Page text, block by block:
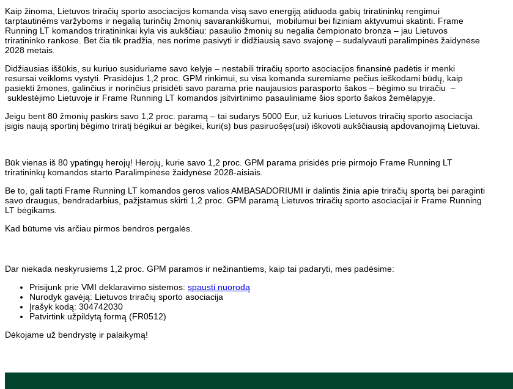
Kaip žinoma, Lietuvos triračių sporto asociacijos komanda visą savo energiją atiduoda gabių triratininkų rengimui
tarptautinėms varžyboms ir negalią turinčių žmonių savarankiškumui, mobilumui bei fiziniam aktyvumui skatinti. Frame
Running LT komandos triratininkai kyla vis aukščiau: pasaulio žmonių su negalia čempionato bronza – jau Lietuvos
triratininko rankose. Bet čia tik pradžia, nes norime pasivyti ir didžiausią savo svajonę – sudalyvauti paralimpinės žaidynėse
2028 metais.
Didžiausias iššūkis, su kuriuo susiduriame savo kelyje – nestabili triračių sporto asociacijos finansinė padėtis ir menki
resursai veikloms vystyti. Prasidėjus 1,2 proc. GPM rinkimui, su visa komanda suremiame pečius ieškodami būdų, kaip
pasiekti žmones, galinčius ir norinčius prisidėti savo parama prie naujausios parasporto šakos – bėgimo su triračiu –
suklestėjimo Lietuvoje ir Frame Running LT komandos įsitvirtinimo pasauliniame šios sporto šakos žemėlapyje.
Jeigu bent 80 žmonių paskirs savo 1,2 proc. paramą – tai sudarys 5000 Eur, už kuriuos Lietuvos triračių sporto asociacija
įsigis naują sportinį bėgimo triratį bėgikui ar bėgikei, kuri(s) bus pasiruošęs(usi) iškovoti aukščiausią apdovanojimą Lietuvai.
Būk vienas iš 80 ypatingų herojų! Herojų, kurie savo 1,2 proc. GPM parama prisidės prie pirmojo Frame Running LT
triratininkų komandos starto Paralimpinėse žaidynėse 2028-aisiais.
Be to, gali tapti Frame Running LT komandos geros valios AMBASADORIUMI ir dalintis žinia apie triračių sportą bei paraginti
savo draugus, bendradarbius, pažįstamus skirti 1,2 proc. GPM paramą Lietuvos triračių sporto asociacijai ir Frame Running
LT bėgikams.
Kad būtume vis arčiau pirmos bendros pergalės.
Dar niekada neskyrusiems 1,2 proc. GPM paramos ir nežinantiems, kaip tai padaryti, mes padėsime:
Prisijunk prie VMI deklaravimo sistemos: spausti nuorodą
Nurodyk gavėją: Lietuvos triračių sporto asociacija
Įrašyk kodą: 304742030
Patvirtink užpildytą formą (FR0512)
Dėkojame už bendrystę ir palaikymą!